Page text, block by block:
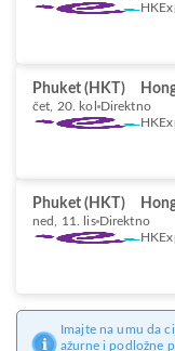
Phuket (HKT)
čet, 20. kol Direktno
Phuket (HKT)
ned, 11. lis Direktno
Imajte na umu da
ažurne i podložne